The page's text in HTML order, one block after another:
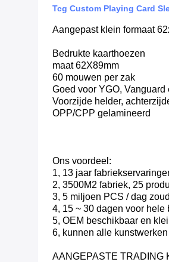
Tcg Custom Playing Card
Aangepast klein formaat
Bedrukte kaarthoezen
maat 62X89mm
60 mouwen per zak
Goed voor YGO,
Voorzijde helder,
OPP/CPP gelamineerd
Ons voordeel:
1, 13 jaar
2, 3500M2 fabriek, 25
3, 5 miljoen PCS / dag
4, 15 ~ 30 dagen voor hele
5, OEM beschikbaar en
6, kunnen alle
AANGEPASTE TRADING